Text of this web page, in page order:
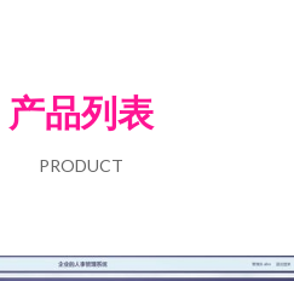
产品列表
PRODUCT